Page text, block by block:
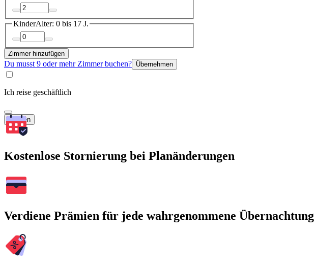
KinderAlter: 0 bis 17 J.
Zimmer hinzufügen
Du musst 9 oder mehr Zimmer buchen? Übernehmen
Ich reise geschäftlich
Suchen
Kostenlose Stornierung bei Planänderungen
Verdiene Prämien für jede wahrgenommene Übernachtung